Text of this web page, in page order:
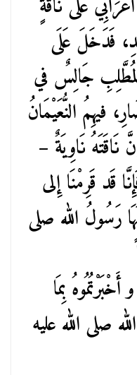
عَلَى نَاقَةٍ
فَدَخَلَ عَلَى
جَالِسٌ في
فيهِمُ النُّعَيْمَانُ
نَاقَتَهُ نَاوِيَةٌ –
قَد قَرِمْنَا إِلى
رَسُولُ الله صلى
بِمَا
صلى الله عليه